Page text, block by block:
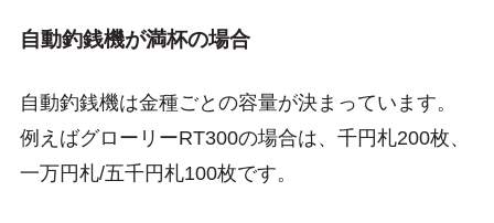
自動釣銭機が満杯の場合
自動釣銭機は金種ごとの容量が決まっています。
例えばグローリーRT300の場合は、千円札200枚、
一万円札/五千円札100枚です。